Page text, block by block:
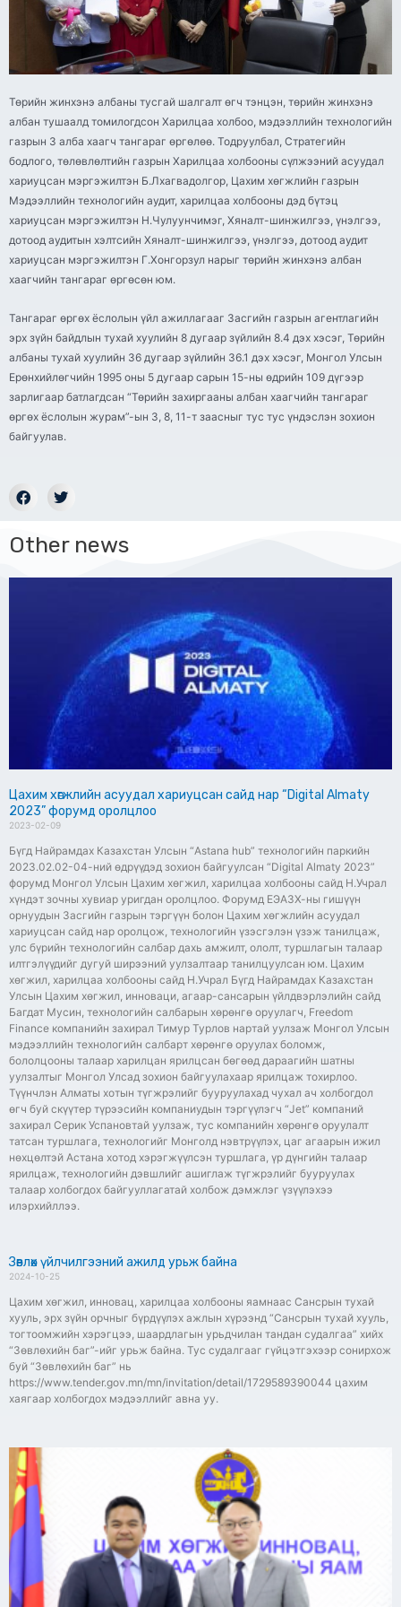
Төрийн жинхэнэ албаны тусгай шалгалт өгч тэнцэн, төрийн жинхэнэ
албан тушаалд томилогдсон Харилцаа холбоо, мэдээллийн технологийн
газрын 3 алба хаагч тангараг өргөлөө. Тодруулбал, Стратегийн
бодлого, төлөвлөлтийн газрын Харилцаа холбооны сүлжээний асуудал
хариуцсан мэргэжилтэн Б.Лхагвадолгор, Цахим хөгжлийн газрын
Мэдээллийн технологийн аудит, харилцаа холбооны дэд бүтэц
хариуцсан мэргэжилтэн Н.Чулуунчимэг, Хяналт-шинжилгээ, үнэлгээ,
дотоод аудитын хэлтсийн Хяналт-шинжилгээ, үнэлгээ, дотоод аудит
хариуцсан мэргэжилтэн Г.Хонгорзул нарыг төрийн жинхэнэ албан
хаагчийн тангараг өргөсөн юм.
Тангараг өргөх ёслолын үйл ажиллагааг Засгийн газрын агентлагийн
эрх зүйн байдлын тухай хуулийн 8 дугаар зүйлийн 8.4 дэх хэсэг, Төрийн
албаны тухай хуулийн 36 дугаар зүйлийн 36.1 дэх хэсэг, Монгол Улсын
Ерөнхийлөгчийн 1995 оны 5 дугаар сарын 15-ны өдрийн 109 дүгээр
зарлигаар батлагдсан “Төрийн захиргааны албан хаагчийн тангараг
өргөх ёслолын журам”-ын 3, 8, 11-т заасныг тус тус үндэслэн зохион
байгуулав.
Other news
Цахим хөгжлийн асуудал хариуцсан сайд нар “Digital Almaty
2023” форумд оролцлоо
2023-02-09
Бүгд Найрамдах Казахстан Улсын “Astana hub” технологийн паркийн
2023.02.02-04-ний өдрүүдэд зохион байгуулсан “Digital Almaty 2023”
форумд Монгол Улсын Цахим хөгжил, харилцаа холбооны сайд Н.Учрал
хүндэт зочны хувиар уригдан оролцлоо. Форумд ЕЭАЗХ-ны гишүүн
орнуудын Засгийн газрын тэргүүн болон Цахим хөгжлийн асуудал
хариуцсан сайд нар оролцож, технологийн үзэсгэлэн үзэж танилцаж,
улс бүрийн технологийн салбар дахь амжилт, ололт, туршлагын талаар
илтгэлүүдийг дугуй ширээний уулзалтаар танилцуулсан юм. Цахим
хөгжил, харилцаа холбооны сайд Н.Учрал Бүгд Найрамдах Казахстан
Улсын Цахим хөгжил, инноваци, агаар-сансарын үйлдвэрлэлийн сайд
Багдат Мусин, технологийн салбарын хөрөнгө оруулагч, Freedom
Finance компанийн захирал Тимур Турлов нартай уулзаж Монгол Улсын
мэдээллийн технологийн салбарт хөрөнгө оруулах боломж,
бололцооны талаар харилцан ярилцсан бөгөөд дараагийн шатны
уулзалтыг Монгол Улсад зохион байгуулахаар ярилцаж тохирлоо.
Түүнчлэн Алматы хотын түгжрэлийг бууруулахад чухал ач холбогдол
өгч буй скүүтер түрээсийн компаниудын тэргүүлэгч “Jet” компаний
захирал Серик Успановтай уулзаж, тус компанийн хөрөнгө оруулалт
татсан туршлага, технологийг Монголд нэвтрүүлэх, цаг агаарын ижил
нөхцөлтэй Астана хотод хэрэгжүүлсэн туршлага, үр дүнгийн талаар
ярилцаж, технологийн дэвшлийг ашиглаж түгжрэлийг бууруулах
талаар холбогдох байгууллагатай холбож дэмжлэг үзүүлэхээ
илэрхийллээ.
Зөвлөх үйлчилгээний ажилд урьж байна
2024-10-25
Цахим хөгжил, инновац, харилцаа холбооны яамнаас Сансрын тухай
хууль, эрх зүйн орчныг бүрдүүлэх ажлын хүрээнд “Сансрын тухай хууль,
тогтоомжийн хэрэгцээ, шаардлагын урьдчилан тандан судалгаа” хийх
“Зөвлөхийн баг”-ийг урьж байна. Тус судалгааг гүйцэтгэхээр сонирхож
буй “Зөвлөхийн баг” нь
https://www.tender.gov.mn/mn/invitation/detail/1729589390044 цахим
хаягаар холбогдох мэдээллийг авна уу.